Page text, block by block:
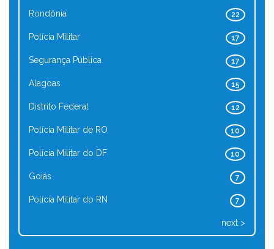
22
Rondônia
17
Polícia Militar
17
Segurança Pública
15
Alagoas
12
Distrito Federal
10
Polícia Militar de RO
10
Polícia Militar do DF
7
Goiás
7
Polícia Militar do RN
next >